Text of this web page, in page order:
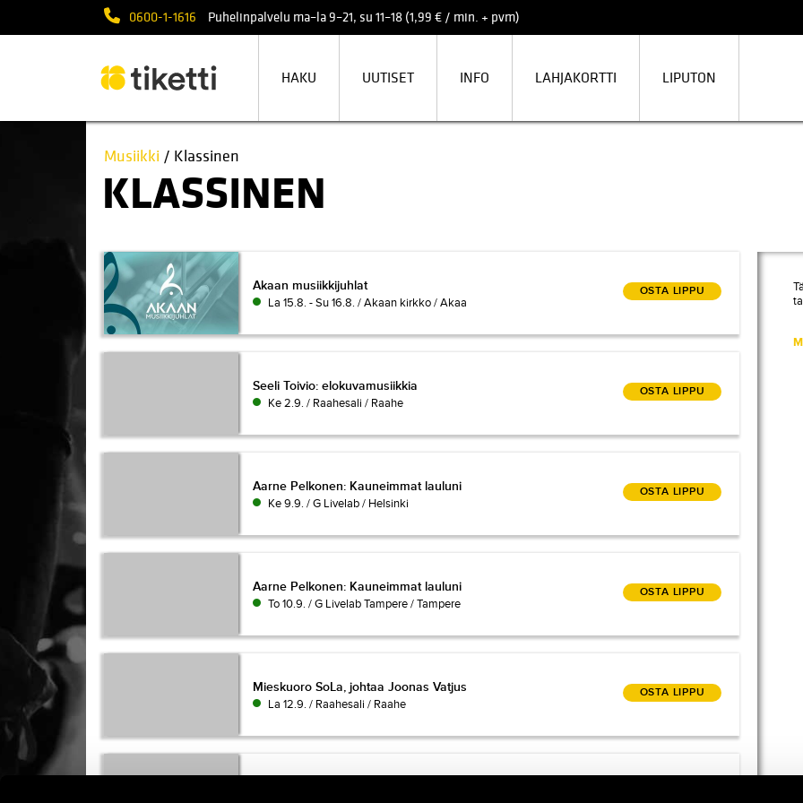
0600-1-1616 Puhelinpalvelu ma–la 9–21, su 11–18 (1,99 € / min. + pvm)
HAKU UUTISET INFO LAHJAKORTTI LIPUTON
Musiikki / Klassinen
KLASSINEN
Akaan musiikkijuhlat
La 15.8. - Su 16.8. / Akaan kirkko / Akaa
OSTA LIPPU
Seeli Toivio: elokuvamusiikkia
Ke 2.9. / Raahesali / Raahe
OSTA LIPPU
Aarne Pelkonen: Kauneimmat lauluni
Ke 9.9. / G Livelab / Helsinki
OSTA LIPPU
Aarne Pelkonen: Kauneimmat lauluni
To 10.9. / G Livelab Tampere / Tampere
OSTA LIPPU
Mieskuoro SoLa, johtaa Joonas Vatjus
La 12.9. / Raahesali / Raahe
OSTA LIPPU